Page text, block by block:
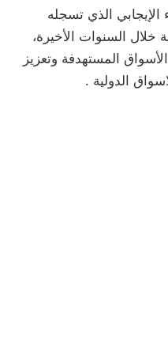
الإيجابي الذي تسجله
خلال السنوات الأخيرة،
المستهدفة وتعزيز
الدولية .